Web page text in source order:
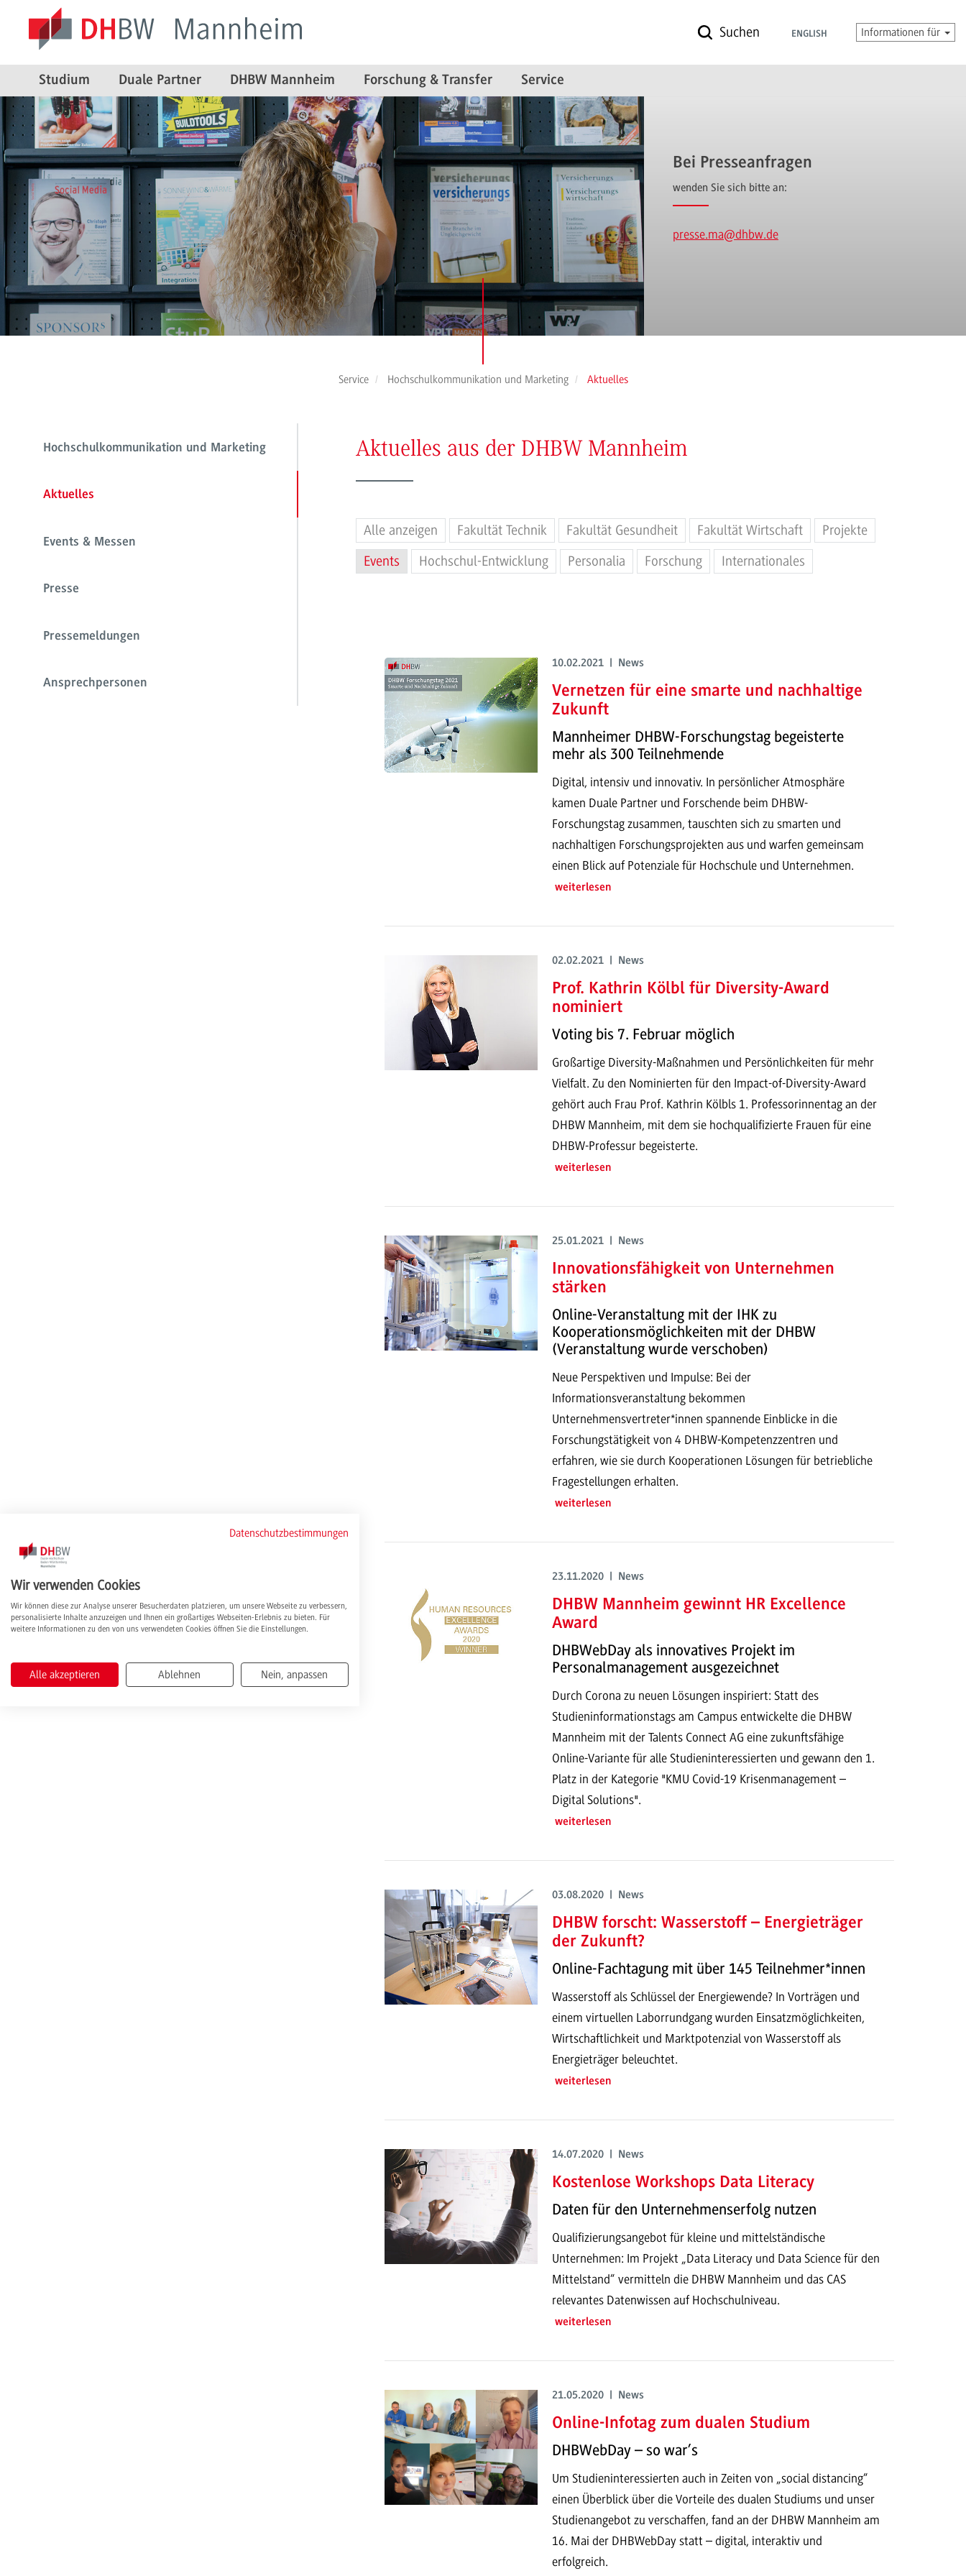
Suchen ENGLISH Informationen für
Studium Duale Partner DHBW Mannheim Forschung & Transfer Service
Bei Presseanfragen
wenden Sie sich bitte an:
presse.ma@dhbw.de
Service Hochschulkommunikation und Marketing Aktuelles
Hochschulkommunikation und Marketing
Aktuelles
Events & Messen
Presse
Pressemeldungen
Ansprechpersonen
Aktuelles aus der DHBW Mannheim
Alle anzeigen Fakultät Technik Fakultät Gesundheit Fakultät Wirtschaft
Projekte
Events
Hochschul-Entwicklung Personalia Forschung Internationales
10.02.2021 | News
Vernetzen für eine smarte und nachhaltige
Zukunft
Mannheimer DHBW-Forschungstag begeisterte
mehr als 300 Teilnehmende
Digital, intensiv und innovativ. In persönlicher Atmosphäre
kamen Duale Partner und Forschende beim DHBW-
Forschungstag zusammen, tauschten sich zu smarten und
nachhaltigen Forschungsprojekten aus und warfen gemeinsam
einen Blick auf Potenziale für Hochschule und Unternehmen.
weiterlesen
02.02.2021 | News
Prof. Kathrin Kölbl für Diversity-Award
nominiert
Voting bis 7. Februar möglich
Großartige Diversity-Maßnahmen und Persönlichkeiten für mehr
Vielfalt. Zu den Nominierten für den Impact-of-Diversity-Award
gehört auch Frau Prof. Kathrin Kölbls 1. Professorinnentag an der
DHBW Mannheim, mit dem sie hochqualifizierte Frauen für eine
DHBW-Professur begeisterte.
weiterlesen
25.01.2021 | News
Innovationsfähigkeit von Unternehmen
stärken
Online-Veranstaltung mit der IHK zu
Kooperationsmöglichkeiten mit der DHBW
(Veranstaltung wurde verschoben)
Neue Perspektiven und Impulse: Bei der
Informationsveranstaltung bekommen
Unternehmensvertreter*innen spannende Einblicke in die
Forschungstätigkeit von 4 DHBW-Kompetenzzentren und
erfahren, wie sie durch Kooperationen Lösungen für betriebliche
Fragestellungen erhalten.
weiterlesen
23.11.2020 | News
DHBW Mannheim gewinnt HR Excellence
Award
DHBWebDay als innovatives Projekt im
Personalmanagement ausgezeichnet
Durch Corona zu neuen Lösungen inspiriert: Statt des
Studieninformationstags am Campus entwickelte die DHBW
Mannheim mit der Talents Connect AG eine zukunftsfähige
Online-Variante für alle Studieninteressierten und gewann den 1.
Platz in der Kategorie "KMU Covid-19 Krisenmanagement –
Digital Solutions".
weiterlesen
03.08.2020 | News
DHBW forscht: Wasserstoff – Energieträger
der Zukunft?
Online-Fachtagung mit über 145 Teilnehmer*innen
Wasserstoff als Schlüssel der Energiewende? In Vorträgen und
einem virtuellen Laborrundgang wurden Einsatzmöglichkeiten,
Wirtschaftlichkeit und Marktpotenzial von Wasserstoff als
Energieträger beleuchtet.
weiterlesen
14.07.2020 | News
Kostenlose Workshops Data Literacy
Daten für den Unternehmenserfolg nutzen
Qualifizierungsangebot für kleine und mittelständische
Unternehmen: Im Projekt „Data Literacy und Data Science für den
Mittelstand“ vermitteln die DHBW Mannheim und das CAS
relevantes Datenwissen auf Hochschulniveau.
weiterlesen
21.05.2020 | News
Online-Infotag zum dualen Studium
DHBWebDay – so war’s
Um Studieninteressierten auch in Zeiten von „social distancing“
einen Überblick über die Vorteile des dualen Studiums und unser
Studienangebot zu verschaffen, fand an der DHBW Mannheim am
16. Mai der DHBWebDay statt – digital, interaktiv und
erfolgreich.
Datenschutzbestimmungen
Wir verwenden Cookies
Wir können diese zur Analyse unserer Besucherdaten platzieren, um unsere Webseite zu verbessern,
personalisierte Inhalte anzuzeigen und Ihnen ein großartiges Webseiten-Erlebnis zu bieten. Für
weitere Informationen zu den von uns verwendeten Cookies öffnen Sie die Einstellungen.
Alle akzeptieren Ablehnen Nein, anpassen